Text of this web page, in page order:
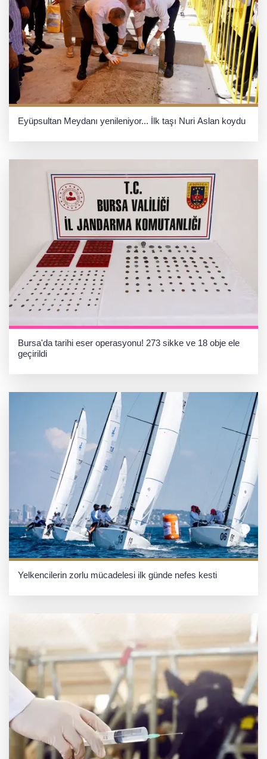
Eyüpsultan Meydanı yenileniyor... İlk taşı Nuri Aslan koydu
Bursa'da tarihi eser operasyonu! 273 sikke ve 18 obje ele
geçirildi
Yelkencilerin zorlu mücadelesi ilk günde nefes kesti